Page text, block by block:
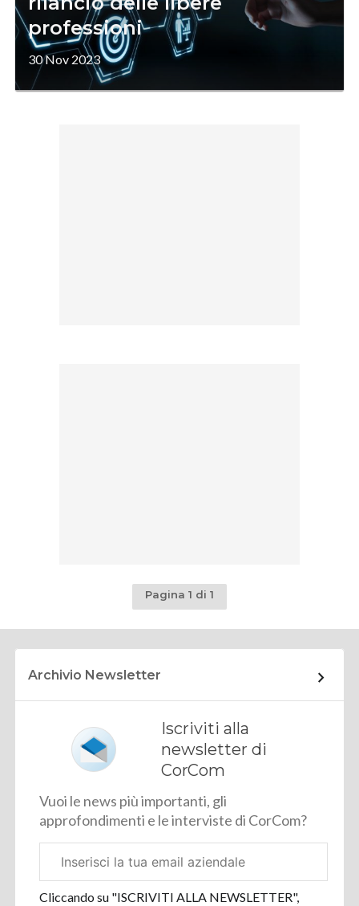
professioni
30 Nov 2023
Pagina 1 di 1
Archivio Newsletter
Iscriviti alla
newsletter di
CorCom
Vuoi le news più importanti, gli
approfondimenti e le interviste di CorCom?
aziendale
Cliccando su "ISCRIVITI ALLA NEWSLETTER",